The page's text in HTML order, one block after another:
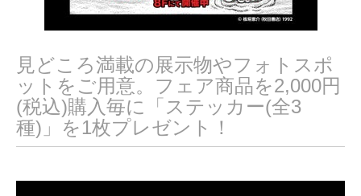
見どころ満載の展示物やフォトスポ
ットをご用意。フェア商品を2,000円
(税込)購入毎に「ステッカー(全3
種)」を1枚プレゼント！